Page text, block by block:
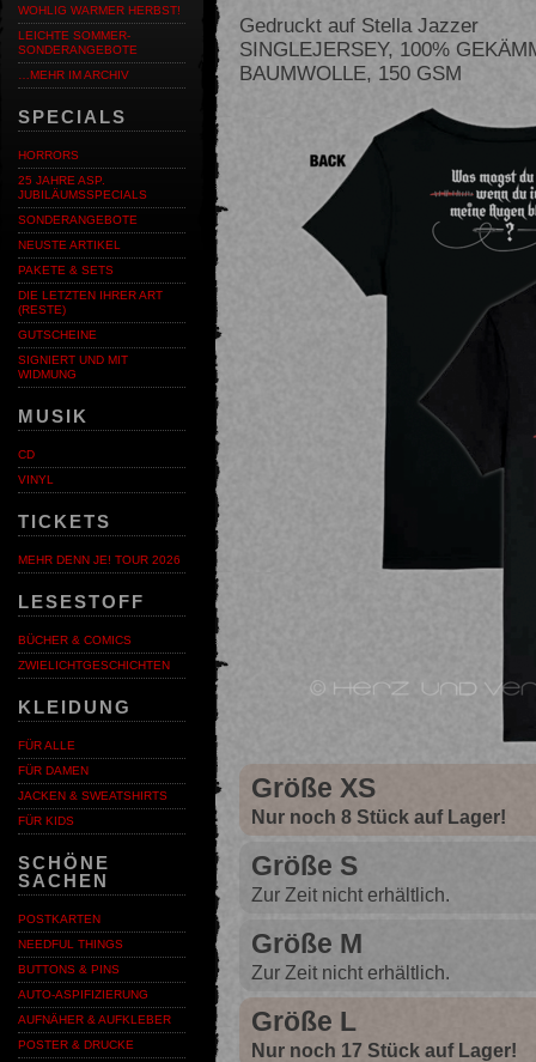
WOHLIG WARMER HERBST!
LEICHTE SOMMER-
SONDERANGEBOTE
…MEHR IM ARCHIV
SPECIALS
HORRORS
25 JAHRE ASP.
JUBILÄUMSSPECIALS
SONDERANGEBOTE
NEUSTE ARTIKEL
PAKETE & SETS
DIE LETZTEN IHRER ART
(RESTE)
GUTSCHEINE
SIGNIERT UND MIT
WIDMUNG
MUSIK
CD
VINYL
TICKETS
MEHR DENN JE! TOUR 2026
LESESTOFF
BÜCHER & COMICS
ZWIELICHTGESCHICHTEN
KLEIDUNG
FÜR ALLE
FÜR DAMEN
JACKEN & SWEATSHIRTS
FÜR KIDS
SCHÖNE
SACHEN
POSTKARTEN
NEEDFUL THINGS
BUTTONS & PINS
AUTO-ASPIFIZIERUNG
AUFNÄHER & AUFKLEBER
POSTER & DRUCKE
Gedruckt auf Stella Jazzer
SINGLEJERSEY, 100%
BAUMWOLLE, 150 GSM
Größe XS
Nur noch 8 Stück auf Lager!
Größe S
Zur Zeit nicht erhältlich.
Größe M
Zur Zeit nicht erhältlich.
Größe L
Nur noch 17 Stück auf Lager!